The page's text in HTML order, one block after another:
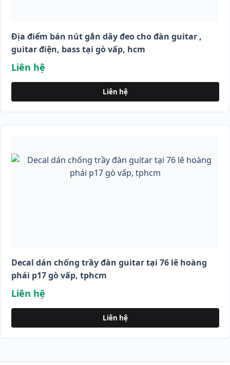
Địa điểm bán nút gắn dây đeo cho đàn guitar ,
guitar điện, bass tại gò vấp, hcm
Liên hệ
Liên hệ
Decal dán chống trầy đàn guitar tại 76 lê hoàng
phái p17 gò vấp, tphcm
Liên hệ
Liên hệ